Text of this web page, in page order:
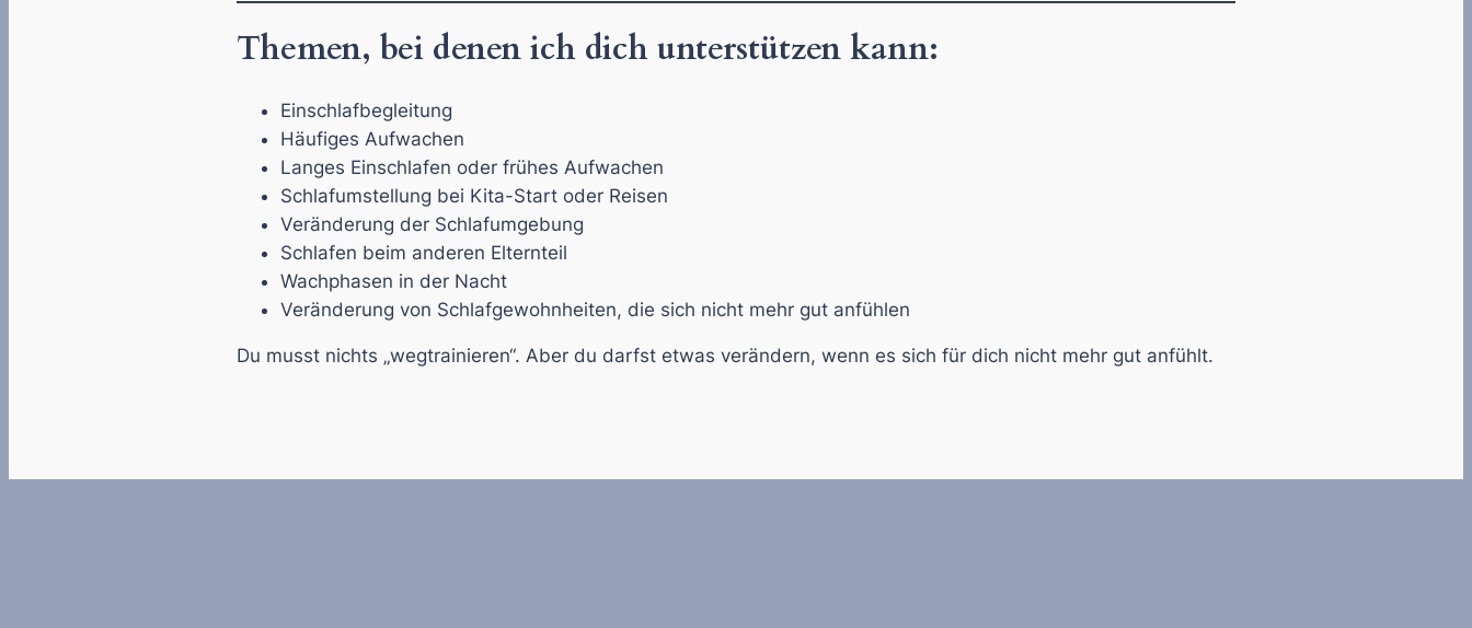
Themen, bei denen ich dich unterstützen kann:
Einschlafbegleitung
Häufiges Aufwachen
Langes Einschlafen oder frühes Aufwachen
Schlafumstellung bei Kita-Start oder Reisen
Veränderung der Schlafumgebung
Schlafen beim anderen Elternteil
Wachphasen in der Nacht
Veränderung von Schlafgewohnheiten, die sich nicht mehr gut anfühlen
Du musst nichts „wegtrainieren“. Aber du darfst etwas verändern, wenn es sich für dich nicht mehr gut anfühlt.